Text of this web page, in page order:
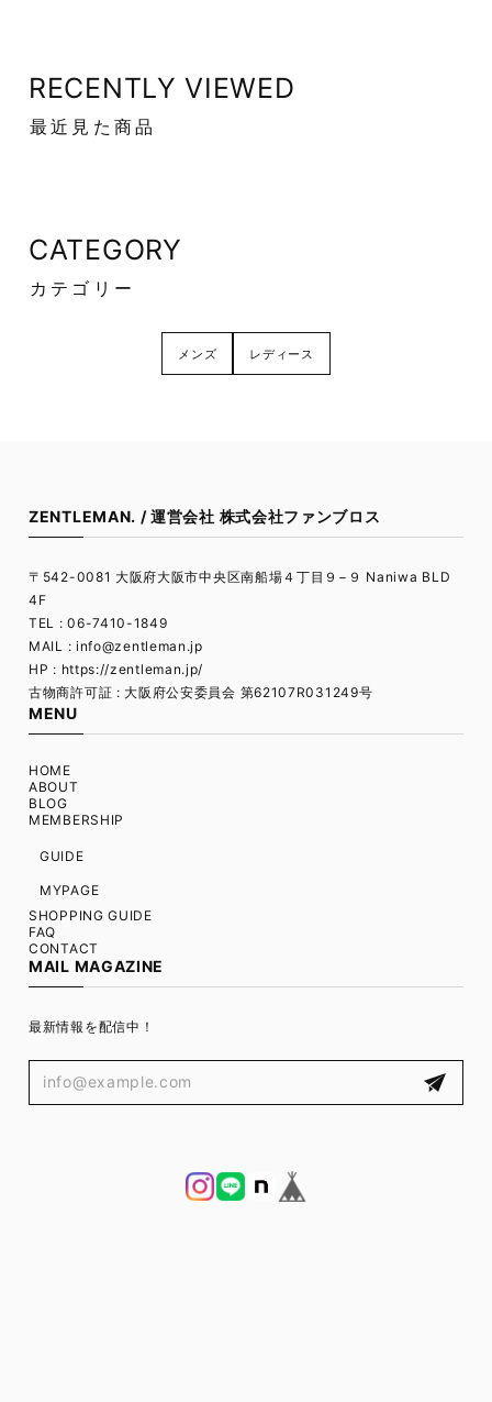
RECENTLY VIEWED
最近見た商品
CATEGORY
カテゴリー
メンズ レディース
ZENTLEMAN. / 運営会社 株式会社ファンブロス
〒542-0081 大阪府大阪市中央区南船場４丁目９−９ Naniwa BLD
4F
TEL : 06-7410-1849
MAIL : info@zentleman.jp
HP : https://zentleman.jp/
古物商許可証 : 大阪府公安委員会 第62107R031249号
MENU
HOME
ABOUT
BLOG
MEMBERSHIP
GUIDE
MYPAGE
SHOPPING GUIDE
FAQ
CONTACT
MAIL MAGAZINE
最新情報を配信中！